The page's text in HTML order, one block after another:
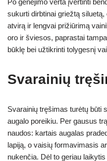
sukurti dirbtinai griežtą
atvirą ir lengvai prižiūrimą
oro ir šviesos, paprastai
būklę bei užtikrinti tolygesnį
Svarainių
Svarainių tręšimas turėtų būti
augalo poreikiu. Per gausus
naudos: kartais augalas
lapiją, o vaisių formavimasis
nukenčia. Dėl to geriau